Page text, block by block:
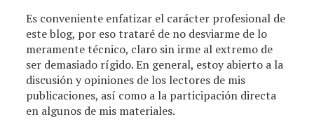
Es conveniente enfatizar el carácter profesional de
este blog, por eso trataré de no desviarme de lo
meramente técnico, claro sin irme al extremo de
ser demasiado rígido. En general, estoy abierto a la
discusión y opiniones de los lectores de mis
publicaciones, así como a la participación directa
en algunos de mis materiales.